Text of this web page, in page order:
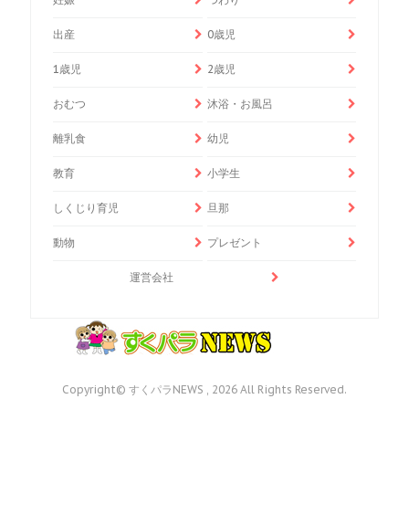
出産 0歳児
1歳児 2歳児
おむつ 沐浴・お風呂
離乳食 幼児
教育 小学生
しくじり育児 旦那
動物 プレゼント
運営会社
Copyright© すくパラNEWS , 2026 All Rights Reserved.